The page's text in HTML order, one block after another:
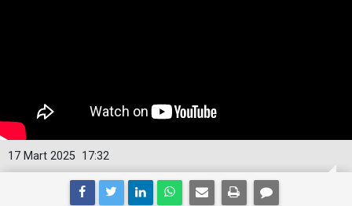
17:32
17 Mart 2025